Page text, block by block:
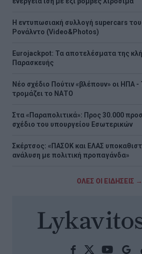
H εντυπωσιακή συλλογή supercars του
Ρονάλντο (Video&Photos)
Eurojackpot: Τα αποτελέσματα της
Παρασκευής
Νέο σχέδιο Πούτιν «βλέπουν» οι ΗΠΑ -
τρομάζει το ΝΑΤΟ
Στα «Παραπολιτικά»: Προς 30.000
σχέδιο του υπουργείου Εσωτερικών
Σκέρτσος: «ΠΑΣΟΚ και ΕΛΑΣ
ανάλυση με πολιτική προπαγάνδα»
ΟΛΕΣ ΟΙ ΕΙΔΗΣΕΙΣ →